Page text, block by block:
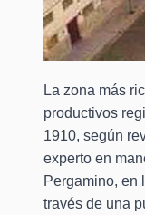
La zona más
productivos
1910, según
experto en
Pergamino, en
través de una